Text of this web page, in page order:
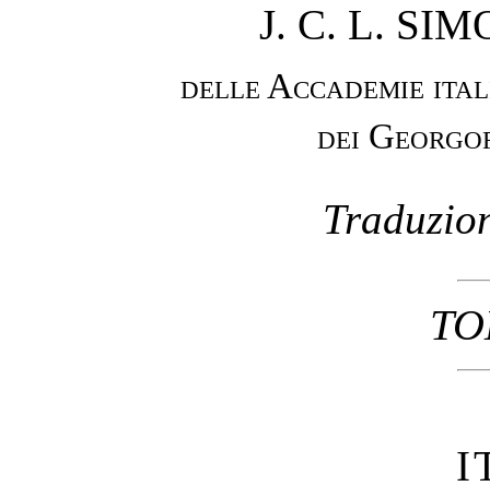
J. C. L.
delle Accademie
dei